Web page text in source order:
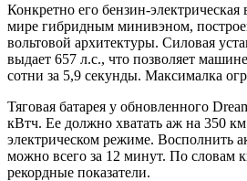
Конкретно его бензин-электрическая
мире гибридным минивэном,
вольтовой архитектуры. Силовая
выдает 657 л.с., что позволяет
сотни за 5,9 секунды. Максималка
Тяговая батарея у обновленного
кВтч. Ее должно хватать аж на 350
электрическом режиме. Восполнить
можно всего за 12 минут. По словам
рекордные показатели.